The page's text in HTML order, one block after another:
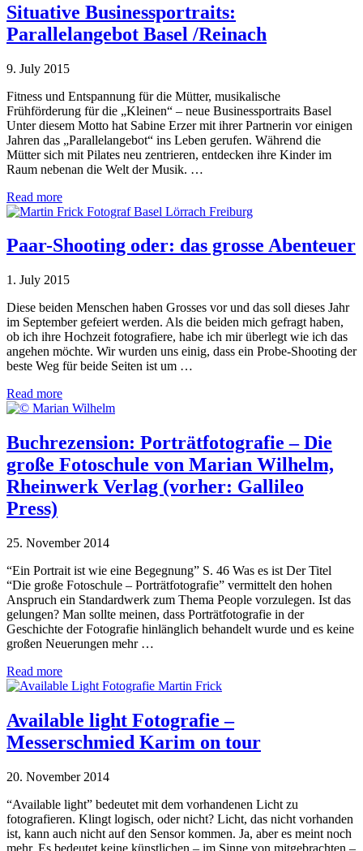
Situative Businessportraits:
Parallelangebot Basel /Reinach
9. July 2015
Fitness und Entspannung für die Mütter, musikalische
Frühförderung für die „Kleinen“ – neue Businessportraits Basel
Unter diesem Motto hat Sabine Erzer mit ihrer Partnerin vor einigen
Jahren das „Parallelangebot“ ins Leben gerufen. Während die
Mütter sich mit Pilates neu zentrieren, entdecken ihre Kinder im
Raum nebenan die Welt der Musik. …
Read more
Paar-Shooting oder: das grosse Abenteuer
1. July 2015
Diese beiden Menschen haben Grosses vor und das soll dieses Jahr
im September gefeiert werden. Als die beiden mich gefragt haben,
ob ich ihre Hochzeit fotografiere, habe ich mir überlegt wie ich das
angehen möchte. Wir wurden uns einig, dass ein Probe-Shooting der
beste Weg für beide Seiten ist um …
Read more
Buchrezension: Porträtfotografie – Die
große Fotoschule von Marian Wilhelm,
Rheinwerk Verlag (vorher: Gallileo
Press)
25. November 2014
“Ein Portrait ist wie eine Begegnung” S. 46 Was es ist Der Titel
“Die große Fotoschule – Porträtfotografie” vermittelt den hohen
Anspruch ein Standardwerk zum Thema People vorzulegen. Ist das
gelungen? Man sollte meinen, dass Porträtfotografie in der
Geschichte der Fotografie hinlänglich behandelt wurde und es keine
großen Neuerungen mehr …
Read more
Available light Fotografie –
Messerschmied Karim on tour
20. November 2014
“Available light” bedeutet mit dem vorhandenen Licht zu
fotografieren. Klingt logisch, oder nicht? Licht, das nicht vorhanden
ist, kann auch nicht auf den Sensor kommen. Ja, aber es meint noch
mehr. Es bedeutet keine künstlichen – im Sinne von mitgebrachten –